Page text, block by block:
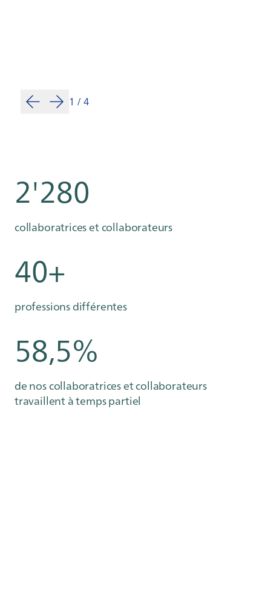
1 /4
2'280
collaboratrices et collaborateurs
40+
professions différentes
58,5%
de nos collaboratrices et collaborateurs
travaillent à temps partiel